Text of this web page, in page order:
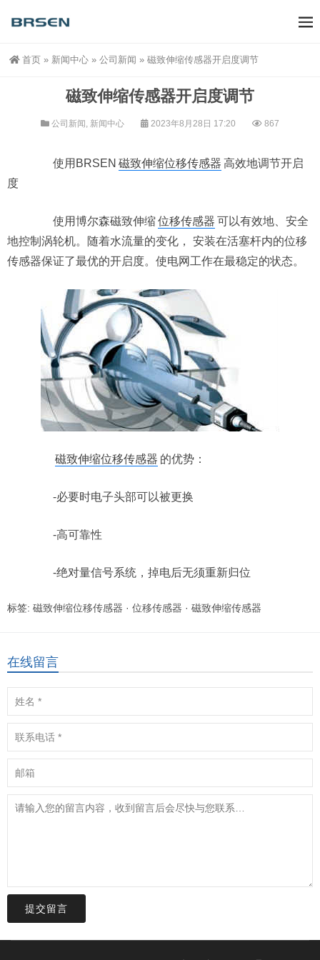
首页 » 新闻中心 » 公司新闻 » 磁致伸缩传感器开启度调节
磁致伸缩传感器开启度调节
公司新闻 , 新闻中心 2023年8月28日 17:20 867
使用BRSEN 磁致伸缩位移传感器 高效地调节开启
度
使用博尔森磁致伸缩位移传感器 可以有效地、安全
地控制涡轮机。随着水流量的变化， 安装在活塞杆内的位移
传感器保证了最优的开启度。使电网工作在最稳定的状态。
磁致伸缩位移传感器 的优势：
-必要时电子头部可以被更换
-高可靠性
-绝对量信号系统，掉电后无须重新归位
标签: 磁致伸缩位移传感器 · 位移传感器 · 磁致伸缩传感器
在线留言
提交留言